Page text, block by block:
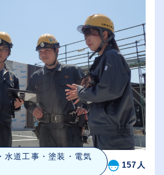
水道工事・塗装・電気
157人